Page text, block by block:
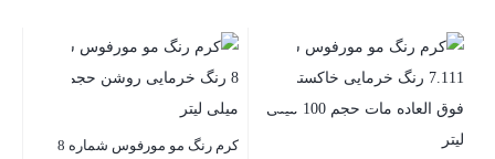
کرم رنگ مو مورفوس شماره 8